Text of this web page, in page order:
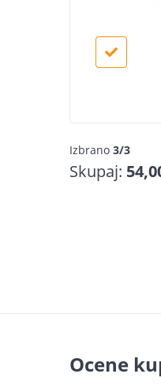
Izbrano 3/3
Skupaj:
Ocene